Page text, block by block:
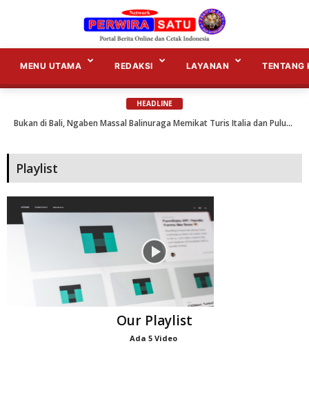
l
MENU UTAMA REDAKSI LAYANAN TENTANG
HEADLINE
Bukan di Bali, Ngaben Massal Balinuraga Memikat Turis Italia dan Puluhan Ribu Pengunjung... Selama Ini Mulus Beraksi Ternyata Pelakunya Orang Dalam Delapan Kali Mencuri di Candipuro...
Playlist
Our Playlist
Ada 5 Video